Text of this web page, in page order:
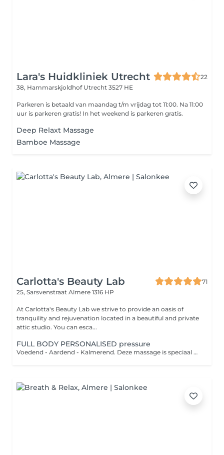
Lara's Huidkliniek Utrecht
22
38, Hammarskjoldhof Utrecht 3527 HE
Parkeren is betaald van maandag t/m vrijdag tot 11:00. Na 11:00
uur is parkeren gratis! In het weekend is parkeren gratis.
Deep Relaxt Massage
Bamboe Massage
Carlotta's Beauty Lab
71
25, Sarsvenstraat Almere 1316 HP
At Carlotta's Beauty Lab we strive to provide an oasis of
tranquility and rejuvenation located in a beautiful and private
attic studio. You can esca...
FULL BODY PERSONALISED pressure
Voedend - Aardend - Kalmerend. Deze massage is speciaal ontworpen om het lichaam weer in balans te brengen en de geest te kalmeren. Kies jouw favovriete geur en muziek uit en geniet vervolgens van 80 minuten massage van het hele lichaam. Volledige rug - benen - voetreflexpunten - armen - nek en schouders - hoofd- en gezichtsmassage.